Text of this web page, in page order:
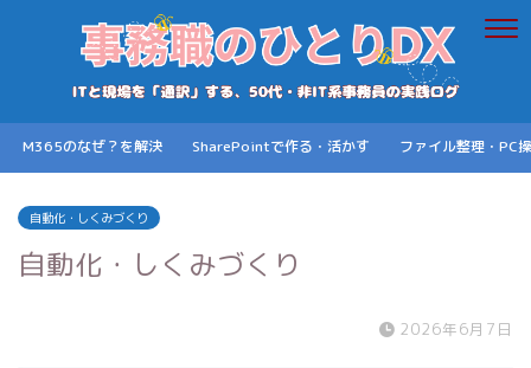
M365のなぜ？を解決 SharePointで作る・活かす ファイル整理・PC
自動化・しくみづくり
自動化・しくみづくり
2026年6月7日